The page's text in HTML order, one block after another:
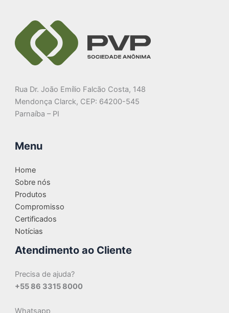
Rua Dr. João Emílio Falcão Costa, 148
Mendonça Clarck, CEP: 64200-545
Parnaíba – PI
Menu
Home
Sobre nós
Produtos
Compromisso
Certificados
Notícias
Atendimento ao Cliente
Precisa de ajuda?
+55 86 3315 8000
Whatsapp